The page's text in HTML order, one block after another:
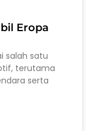
Eropa
salah satu
terutama
serta